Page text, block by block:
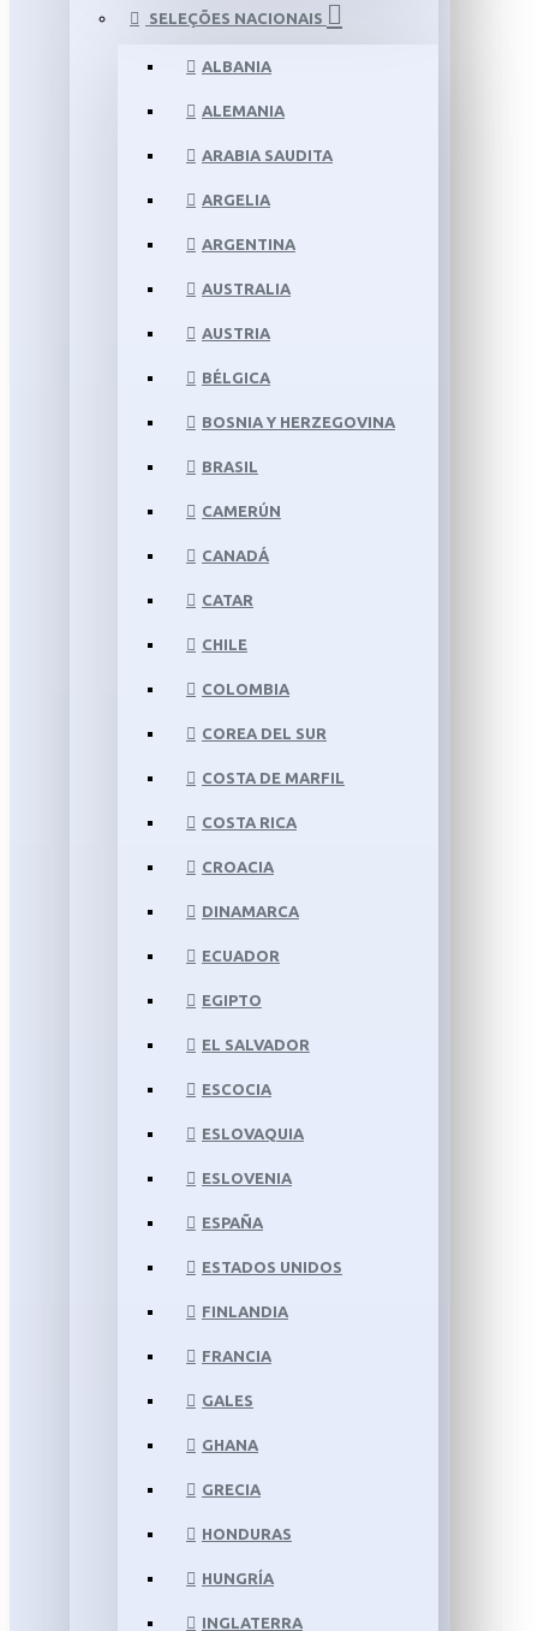
SELEÇÕES NACIONAIS
ALBANIA
ALEMANIA
ARABIA SAUDITA
ARGELIA
ARGENTINA
AUSTRALIA
AUSTRIA
BÉLGICA
BOSNIA Y HERZEGOVINA
BRASIL
CAMERÚN
CANADÁ
CATAR
CHILE
COLOMBIA
COREA DEL SUR
COSTA DE MARFIL
COSTA RICA
CROACIA
DINAMARCA
ECUADOR
EGIPTO
EL SALVADOR
ESCOCIA
ESLOVAQUIA
ESLOVENIA
ESPAÑA
ESTADOS UNIDOS
FINLANDIA
FRANCIA
GALES
GHANA
GRECIA
HONDURAS
HUNGRÍA
INGLATERRA